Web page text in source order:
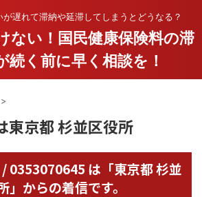
遅れて滞納や延滞してしまうとどうなる？
ない！国民健康保険料の滞
続く前に早く相談を！
>
京都 杉並区役所
0353070645 は「東京都 杉並
」からの着信です。